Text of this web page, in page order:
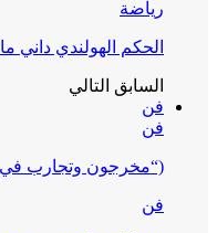
رياضة
الحكم الهولندي داني
السابق التالي
فن
فن
(“مخرجون وتجارب في
فن